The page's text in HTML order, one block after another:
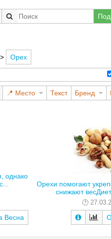
> Орех
Место Текст Бренд
однако
Весна
Орехи помогают
снижают